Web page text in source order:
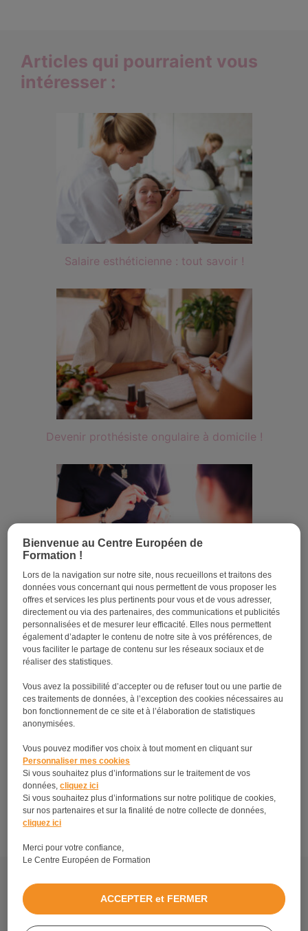
Articles qui pourraient vous
intéresser :
Salaire esthéticienne : tout savoir !
Devenir prothésiste ongulaire à domicile !
Le métier d’esthéticienne
Devenir esthéticienne à domicile : on vous dit tout
!
avec la formation CAP Esthétique.
Mentions légales
Bienvenue au Centre Européen de
Formation !
Lors de la navigation sur notre site, nous recueillons et traitons des
données vous concernant qui nous permettent de vous proposer les
offres et services les plus pertinents pour vous et de vous adresser,
directement ou via des partenaires, des communications et publicités
personnalisées et de mesurer leur efficacité. Elles nous permettent
également d’adapter le contenu de notre site à vos préférences, de
vous faciliter le partage de contenu sur les réseaux sociaux et de
réaliser des statistiques.
Vous avez la possibilité d’accepter ou de refuser tout ou une partie de
ces traitements de données, à l’exception des cookies nécessaires au
bon fonctionnement de ce site et à l’élaboration de statistiques
anonymisées.
Vous pouvez modifier vos choix à tout moment en cliquant sur
Personnaliser mes cookies
Si vous souhaitez plus d’informations sur le traitement de vos
données,cliquez ici
Si vous souhaitez plus d’informations sur notre politique de cookies,
sur nos partenaires et sur la finalité de notre collecte de données,
cliquez ici
Merci pour votre confiance,
Le Centre Européen de Formation
ACCEPTER et FERMER